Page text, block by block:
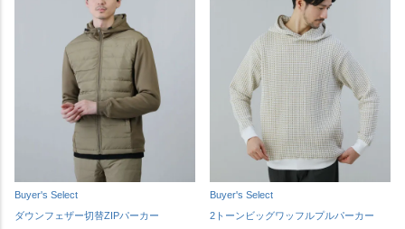
Buyer's Select
ダウンフェザー切替ZIPパーカー
Buyer's Select
2トーンビッグワッフルプルパーカー